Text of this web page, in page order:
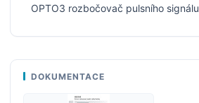
OPTO3 rozbočovač pulsního signálu
DOKUMENTACE